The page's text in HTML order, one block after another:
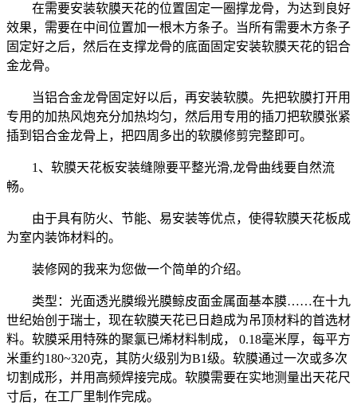
在需要安装软膜天花的位置固定一圈撑龙骨，为达到良好
效果，需要在中间位置加一根木方条子。当所有需要木方条子
固定好之后，然后在支撑龙骨的底面固定安装软膜天花的铝合
金龙骨。
当铝合金龙骨固定好以后，再安装软膜。先把软膜打开用
专用的加热风炮充分加热均匀，然后用专用的插刀把软膜张紧
插到铝合金龙骨上，把四周多出的软膜修剪完整即可。
1、软膜天花板安装缝隙要平整光滑,龙骨曲线要自然流
畅。
由于具有防火、节能、易安装等优点，使得软膜天花板成
为室内装饰材料的。
装修网的我来为您做一个简单的介绍。
类型：光面透光膜缎光膜鲸皮面金属面基本膜……在十九
世纪始创于瑞士，现在软膜天花已日趋成为吊顶材料的首选材
料。软膜采用特殊的聚氯已烯材料制成， 0.18毫米厚，每平方
米重约180~320克，其防火级别为B1级。软膜通过一次或多次
切割成形，并用高频焊接完成。软膜需要在实地测量出天花尺
寸后，在工厂里制作完成。